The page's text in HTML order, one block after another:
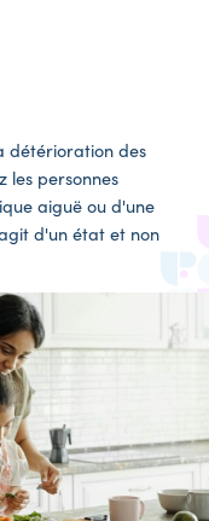
détérioration des
les personnes
aiguë ou d'une
d'un état et non